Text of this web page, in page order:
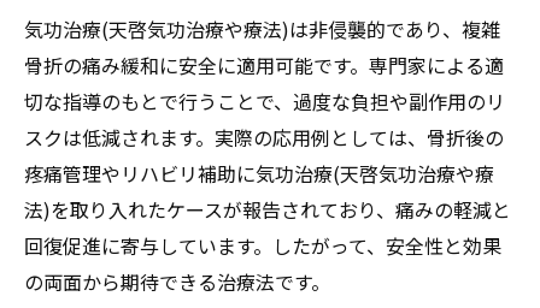
気功治療(天啓気功治療や療法)で痛みの完全
寛解を目指せる根拠とは
複雑骨折寛解に気功治療(天啓気功治療や療
法)が有効な理由を検証
完全寛解を支える気功治療(天啓気功治療や
療法)の理論と実践
気功治療(天啓気功治療や療法)で慢性痛が改
善した実例を紹介
気功治療(天啓気功治療や療法)は非侵襲的であり、複雑
骨折の痛み緩和に安全に適用可能です。専門家による適
切な指導のもとで行うことで、過度な負担や副作用のリ
スクは低減されます。実際の応用例としては、骨折後の
疼痛管理やリハビリ補助に気功治療(天啓気功治療や療
法)を取り入れたケースが報告されており、痛みの軽減と
回復促進に寄与しています。したがって、安全性と効果
の両面から期待できる治療法です。